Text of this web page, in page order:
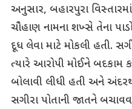
અનુસાર, બહારપુરા
ચૌહાણ નામના શખ્સે તેના
દૂધ લેવા માટે મોકલી હતી.
ત્યારે આરોપી મોઈને બદકામ
બોલાવી લીધી હતી અને
સગીરા પોતાની જાતને